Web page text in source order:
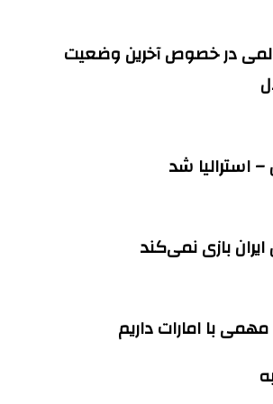
در خصوص آخرین وضعیت
– استرالیا شد
بازی نمی‌کند
با امارات داریم